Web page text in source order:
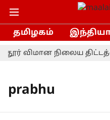
தமிழகம்
விமான நிலைய
prabhu